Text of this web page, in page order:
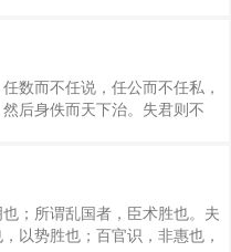
，其民庸心以蔽；致政，其民
和平以静；致道，其民付而
也厚，无所往而得之。不然，
。不然，则地形险阻，易守而
而可畏也。不然，则赏明而足
于敌人也。不然，则有厚功干
战至死而不德其上者也。 今
此兵之三暗也。译文：凡人民
君主自居有德，这是有必然原
数而不任说，任公而不任私，
后身佚而天下治。失君则不
好私，故民离法而妄行；舍大
，百姓迷惑，而国家不治。圣
佚乐，驰骋弋猎，钟鼓竽瑟，
不思不虑，不忧不图，利身
垂拱而天下治。是敌人主有能
；所谓乱国者，臣术胜也。夫
以势胜也；百官识，非惠也，